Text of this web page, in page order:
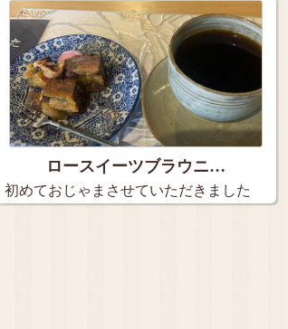
ロースイーツブラウニ…
初めておじゃまさせていただきました